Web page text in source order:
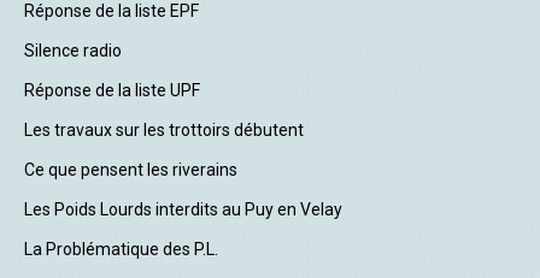
Réponse de la liste EPF
Silence radio
Réponse de la liste UPF
Les travaux sur les trottoirs débutent
Ce que pensent les riverains
Les Poids Lourds interdits au Puy en Velay
La Problématique des P.L.